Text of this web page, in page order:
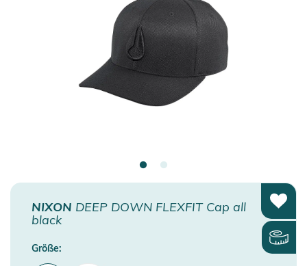
NIXON DEEP DOWN FLEXFIT Cap all
black
Größe: